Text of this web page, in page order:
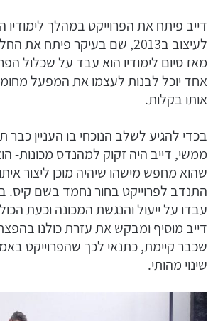
דייב פיתח את הפרוייקט במהלך
לעיצוב ב2013, שם בעיקר פיתח את החלק הקונספטואלי.
מאז סיום לימודיו הוא עבד על שכלול
אחד יוכל לבנות לעצמו את המפעל
אותו בקלות.
בכדי להגיע לשלב הנוכחי בו העניין כבר
ממשי, דייב היה זקוק למהנדס מכונות-
שהוא מחפש מישהו שיהיה מוכן ליצור
התנדב לפרוייקט בחור נחמד בשם
עבדו על ייעול והנגשת המכונה וכעת הכול
דייב מוסיף ומבקש את עזרת כולנו
שכבר קיימת, כתנאי לכך שהפרוייקט
שינוי מהותי.